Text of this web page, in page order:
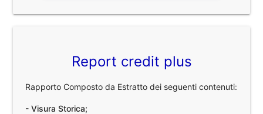
Report credit plus
Rapporto Composto da Estratto dei seguenti contenuti:
- Visura Storica;